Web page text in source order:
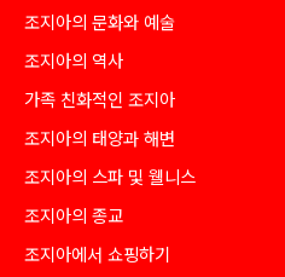
조지아의 문화와 예술
조지아의 역사
가족 친화적인 조지아
조지아의 태양과 해변
조지아의 스파 및 웰니스
조지아의 종교
조지아에서 쇼핑하기